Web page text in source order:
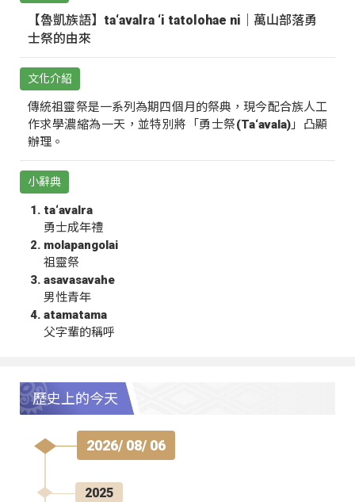
【魯凱族語】ta‘avalra ‘i tatolohae ni｜萬山部落勇
士祭的由來
文化介紹
傳統祖靈祭是一系列為期四個月的祭典，現今配合族人工
作求學濃縮為一天，並特別將「勇士祭(Ta‘avala)」凸顯
辦理。
小辭典
ta‘avalra
勇士成年禮
molapangolai
祖靈祭
asavasavahe
男性青年
atamatama
父字輩的稱呼
歷史上的今天
2026/ 08/ 06
2025